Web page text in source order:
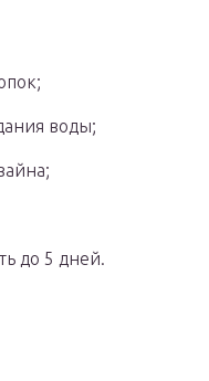
воды;
до 5 дней.